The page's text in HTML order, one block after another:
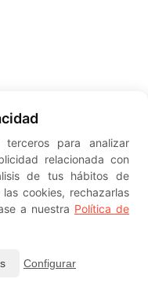
- Información sobre
y su Cantera
para analizar
relacionada con
de tus hábitos de
cookies, rechazarlas
a nuestra Política de
Configurar